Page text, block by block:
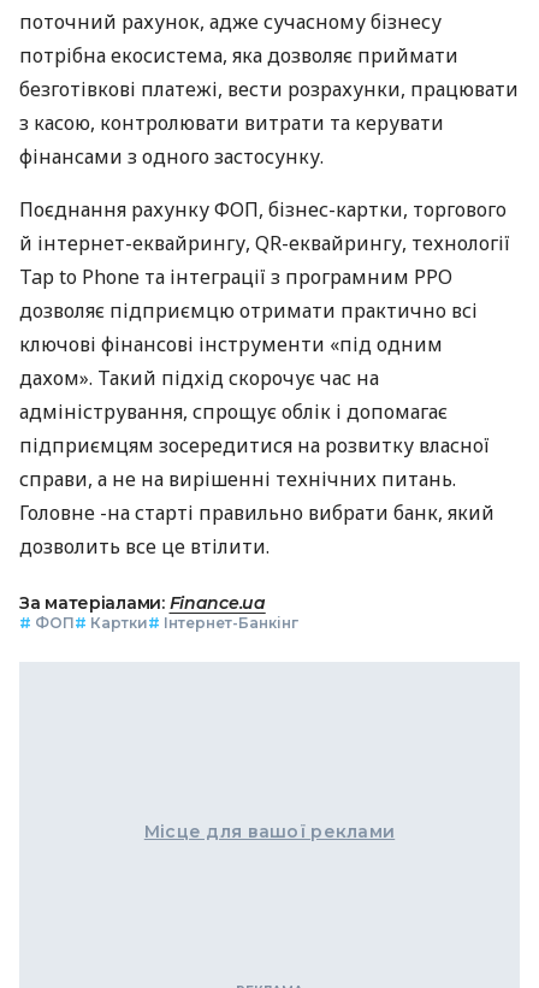
поточний рахунок, адже сучасному бізнесу
потрібна екосистема, яка дозволяє приймати
безготівкові платежі, вести розрахунки, працювати
з касою, контролювати витрати та керувати
фінансами з одного застосунку.
Поєднання рахунку ФОП, бізнес-картки, торгового
й інтернет-еквайрингу, QR-еквайрингу, технології
Tap to Phone та інтеграції з програмним РРО
дозволяє підприємцю отримати практично всі
ключові фінансові інструменти «під одним
дахом». Такий підхід скорочує час на
адміністрування, спрощує облік і допомагає
підприємцям зосередитися на розвитку власної
справи, а не на вирішенні технічних питань.
Головне -на старті правильно вибрати банк, який
дозволить все це втілити.
За матеріалами: Finance.ua
# ФОП# Картки# Інтернет-Банкінг
Місце для вашої реклами